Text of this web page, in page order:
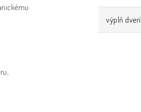
výplň dverí